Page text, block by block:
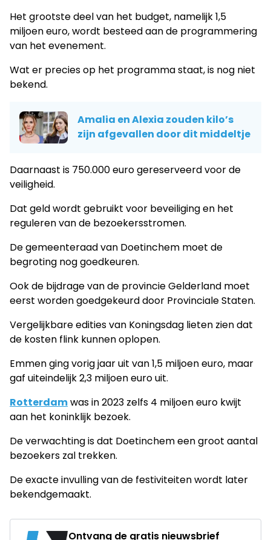
Het grootste deel van het budget, namelijk 1,5
miljoen euro, wordt besteed aan de programmering
van het evenement.
Wat er precies op het programma staat, is nog niet
bekend.
Amalia en Alexia zouden kilo’s
zijn afgevallen door dit middeltje
Daarnaast is 750.000 euro gereserveerd voor de
veiligheid.
Dat geld wordt gebruikt voor beveiliging en het
reguleren van de bezoekersstromen.
De gemeenteraad van Doetinchem moet de
begroting nog goedkeuren.
Ook de bijdrage van de provincie Gelderland moet
eerst worden goedgekeurd door Provinciale Staten.
Vergelijkbare edities van Koningsdag lieten zien dat
de kosten flink kunnen oplopen.
Emmen ging vorig jaar uit van 1,5 miljoen euro, maar
gaf uiteindelijk 2,3 miljoen euro uit.
Rotterdamwas in 2023 zelfs 4 miljoen euro kwijt
aan het koninklijk bezoek.
De verwachting is dat Doetinchem een groot aantal
bezoekers zal trekken.
De exacte invulling van de festiviteiten wordt later
bekendgemaakt.
Ontvang de gratis nieuwsbrief